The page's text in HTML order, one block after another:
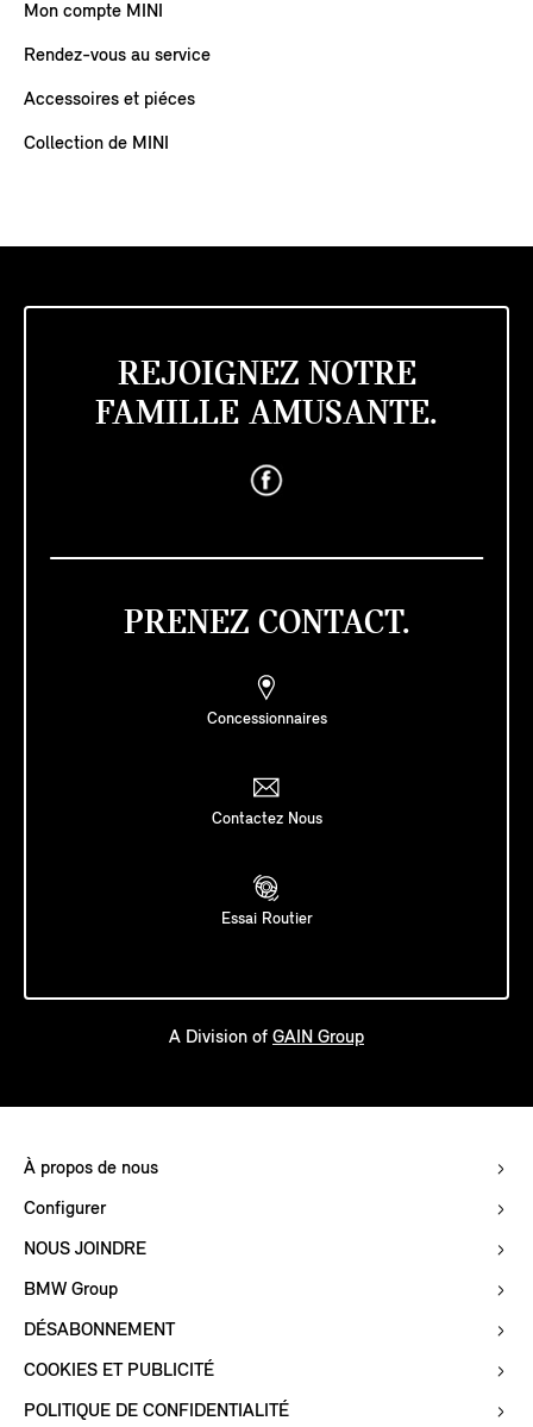
Mon compte MINI
Rendez-vous au service
Accessoires et piéces
Collection de MINI
REJOIGNEZ NOTRE
FAMILLE AMUSANTE.
PRENEZ CONTACT.
Concessionnaires
Contactez Nous
Essai Routier
A Division of GAIN Group
À propos de nous
Configurer
NOUS JOINDRE
BMW Group
DÉSABONNEMENT
COOKIES ET PUBLICITÉ
POLITIQUE DE CONFIDENTIALITÉ